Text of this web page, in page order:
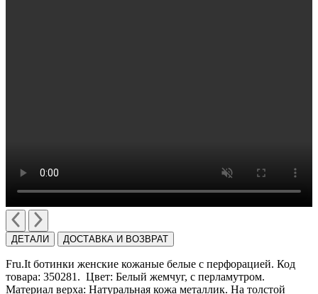
ДЕТАЛИ ДОСТАВКА И ВОЗВРАТ
Fru.It ботинки женские кожаные белые с перфорацией. Код
товара: 350281. Цвет: Белый жемчуг, с перламутром.
Материал верха: Натуральная кожа металлик. На толстой